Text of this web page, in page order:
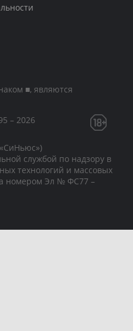
■, являются
– 2026
службой по надзору в
технологий и массовых
номером Эл № ФС77 –